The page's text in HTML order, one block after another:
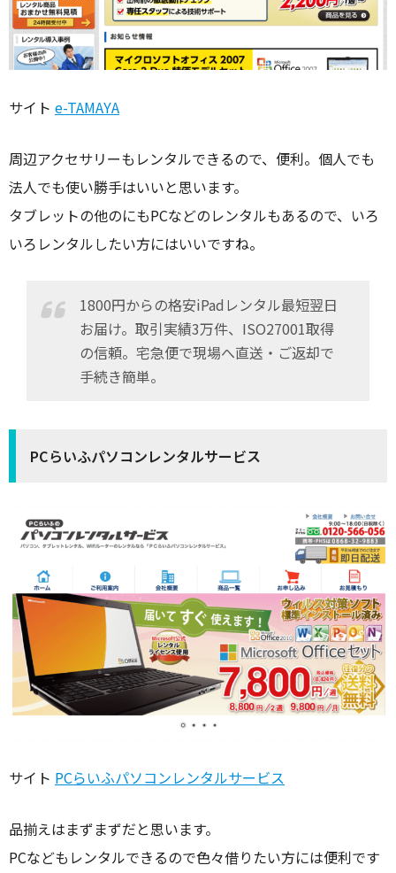
サイト e-TAMAYA
周辺アクセサリーもレンタルできるので、便利。個人でも
法人でも使い勝手はいいと思います。
タブレットの他のにもPCなどのレンタルもあるので、いろ
いろレンタルしたい方にはいいですね。
1800円からの格安iPadレンタル最短翌日
お届け。取引実績3万件、ISO27001取得
の信頼。宅急便で現場へ直送・ご返却で
手続き簡単。
PCらいふパソコンレンタルサービス
サイト PCらいふパソコンレンタルサービス
品揃えはまずまずだと思います。
PCなどもレンタルできるので色々借りたい方には便利です